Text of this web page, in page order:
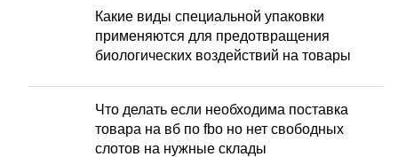
Какие виды специальной упаковки
применяются для предотвращения
биологических воздействий на товары
Что делать если необходима поставка
товара на вб по fbo но нет свободных
слотов на нужные склады